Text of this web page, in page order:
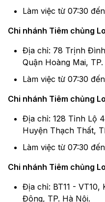
Làm việc từ 07:30
Chi nhánh Tiêm chủng
Địa chỉ: 78 Trịnh
Quận Hoàng Mai,
Làm việc từ 07:30
Chi nhánh Tiêm chủng
Địa chỉ: 128 Tỉnh Lộ
Huyện Thạch Thất,
Làm việc từ 07:30
Chi nhánh Tiêm chủng
Địa chỉ: BT11 - VT10,
Đông, TP. Hà Nội.